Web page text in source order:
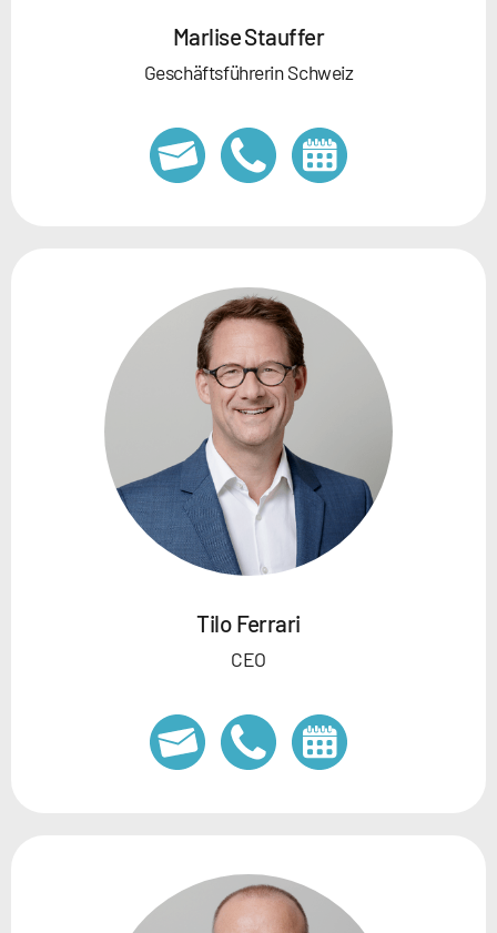
Marlise Stauffer
Geschäftsführerin Schweiz
Tilo Ferrari
CEO